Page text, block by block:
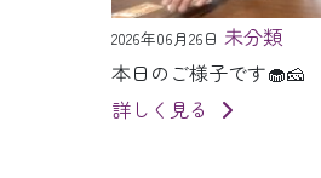
2026年06月26日 未分類
本日のご様子です🧁🧀
詳しく見る